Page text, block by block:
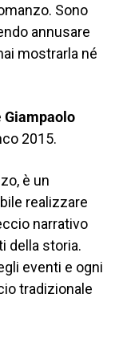
Sono
annusare
mostrarla né
Giampaolo
2015.
è un
realizzare
narrativo
della storia.
eventi e ogni
tradizionale